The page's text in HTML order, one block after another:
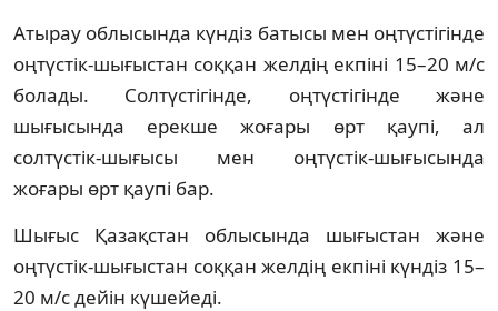
Атырау облысында күндіз батысы мен оңтүстігінде
оңтүстік-шығыстан соққан желдің екпіні 15–20 м/с
болады. Солтүстігінде, оңтүстігінде және
шығысында ерекше жоғары өрт қаупі, ал
солтүстік-шығысы мен оңтүстік-шығысында
жоғары өрт қаупі бар.
Шығыс Қазақстан облысында шығыстан және
оңтүстік-шығыстан соққан желдің екпіні күндіз 15–
20 м/с дейін күшейеді.